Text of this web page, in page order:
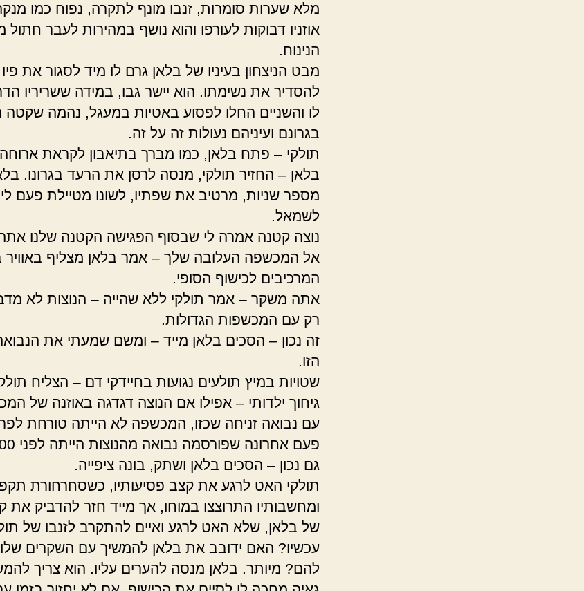
מלא שערות סומרות, זנבו מונף לתקרה, נפוח כמו
אוזניו דבוקות לעורפו והוא נושף במהירות לעבר
הנינוח.
מבט הניצחון בעיניו של בלאן גרם לו מיד לסגור את
להסדיר את נשימתו. הוא יישר גבו, במידה ששריריו
לו והשניים החלו לפסוע באטיות במעגל, נהמה
בגרונם ועיניהם נעולות זה על זה.
תולקי – פתח בלאן, כמו מברך בתיאבון לקראת
בלאן – החזיר תולקי, מנסה לרסן את הרעד בגרונו.
מספר שניות, מרטיב את שפתיו, לשונו מטיילת פעם
לשמאל.
נוצה קטנה אמרה לי שבסוף הפגישה הקטנה שלנו
אל המכשפה העלובה שלך – אמר בלאן מצליף באוויר
המרכיבים לכישוף הסופי.
אתה משקר – אמר תולקי ללא שהייה – הנוצות לא
רק עם המכשפות הגדולות.
זה נכון – הסכים בלאן מייד – ומשם שמעתי את
הזו.
שטויות במיץ תולעים נגועות בחיידקי דם – הצליח
גיחוך ילדותי – אפילו אם הנוצה דגדגה באוזנה של
עם נבואה זניחה שכזו, המכשפה לא הייתה טורחת
פעם אחרונה שפורסמה נבואה מהנוצות הייתה לפני 300 שנים.
גם נכון – הסכים בלאן ושתק, בונה ציפייה.
תולקי האט לרגע את קצב פסיעותיו, כשסחרחורת
ומחשבותיו התרוצצו במוחו, אך מייד חזר להדביק את
של בלאן, שלא האט לרגע ואיים להתקרב לזנבו של
עכשיו? האם ידובב את בלאן להמשיך עם השקרים
להם? מיותר. בלאן מנסה להערים עליו. הוא צריך